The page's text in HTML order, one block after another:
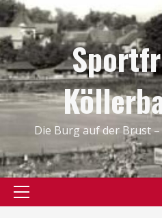
Skip
to
content
Die Burg auf der Brust
Primary